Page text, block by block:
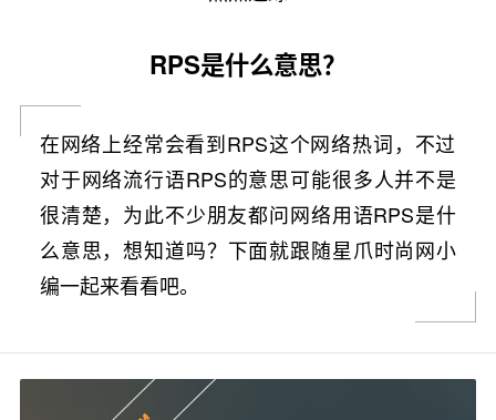
RPS是什么意思？
在网络上经常会看到RPS这个网络热词，不过
对于网络流行语RPS的意思可能很多人并不是
很清楚，为此不少朋友都问网络用语RPS是什
么意思，想知道吗？下面就跟随星爪时尚网小
编一起来看看吧。